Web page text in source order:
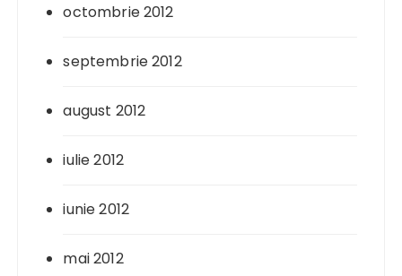
octombrie 2012
septembrie 2012
august 2012
iulie 2012
iunie 2012
mai 2012